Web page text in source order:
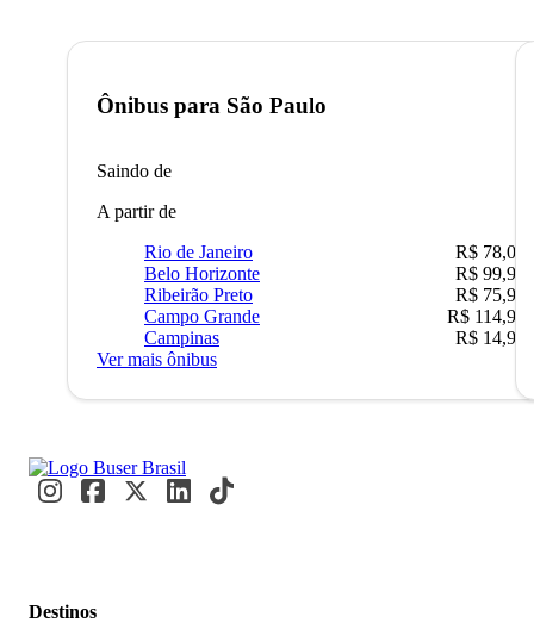
Ônibus para São Paulo
Saindo de
A partir de
Rio de Janeiro
R$ 78,02
Belo Horizonte
R$ 99,95
Ribeirão Preto
R$ 75,90
Campo Grande
R$ 114,90
Campinas
R$ 14,90
Ver mais ônibus
Destinos